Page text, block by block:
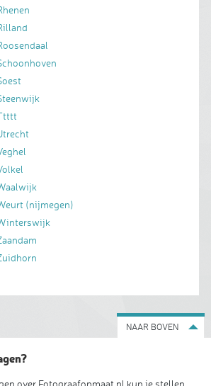
(nijmegen)
NAAR BOVEN
over Fotograafopmaat.nl kun je stellen